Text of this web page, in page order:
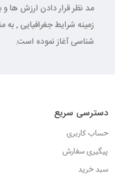
مد نظر قرار دادن ارزش ها
زمینه شرایط جغرافیایی , به
شناسی آغاز نموده است.
دسترسی سریع
حساب کاربری
پیگیری سفارش
سبد خرید